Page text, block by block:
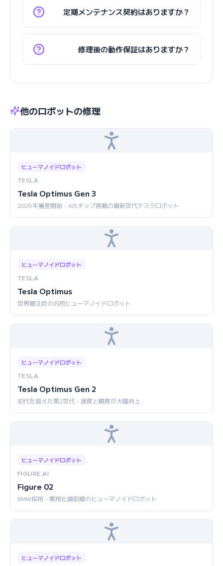
定期メンテナンス契約はありますか？
修理後の動作保証はありますか？
他のロボットの修理
ヒューマノイドロボット
TESLA
Tesla Optimus Gen 3
2026年量産開始・AI5チップ搭載の最新世代テスラロボット
ヒューマノイドロボット
TESLA
Tesla Optimus
世界最注目の汎用ヒューマノイドロボット
ヒューマノイドロボット
TESLA
Tesla Optimus Gen 2
初代を超えた第2世代・速度と精度が大幅向上
ヒューマノイドロボット
FIGURE AI
Figure 02
BMW採用・実用化最前線のヒューマノイドロボット
ヒューマノイドロボット